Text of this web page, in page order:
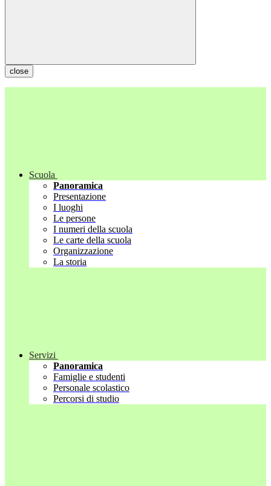
close
Scuola
Panoramica
Presentazione
I luoghi
Le persone
I numeri della scuola
Le carte della scuola
Organizzazione
La storia
Servizi
Panoramica
Famiglie e studenti
Personale scolastico
Percorsi di studio